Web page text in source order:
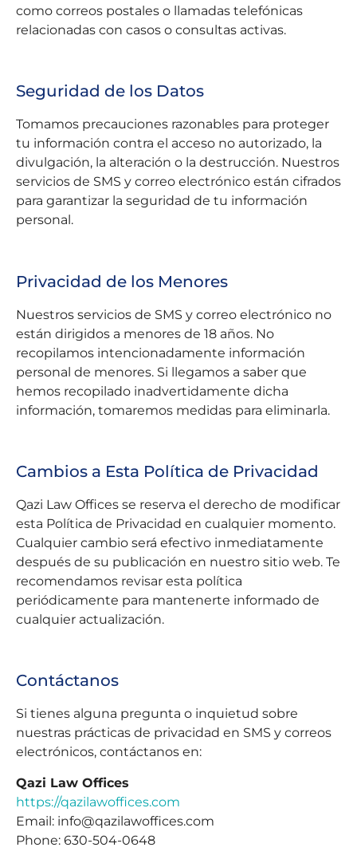
como correos postales o llamadas telefónicas
relacionadas con casos o consultas activas.
Seguridad de los Datos
Tomamos precauciones razonables para proteger
tu información contra el acceso no autorizado, la
divulgación, la alteración o la destrucción. Nuestros
servicios de SMS y correo electrónico están cifrados
para garantizar la seguridad de tu información
personal.
Privacidad de los Menores
Nuestros servicios de SMS y correo electrónico no
están dirigidos a menores de 18 años. No
recopilamos intencionadamente información
personal de menores. Si llegamos a saber que
hemos recopilado inadvertidamente dicha
información, tomaremos medidas para eliminarla.
Cambios a Esta Política de Privacidad
Qazi Law Offices se reserva el derecho de modificar
esta Política de Privacidad en cualquier momento.
Cualquier cambio será efectivo inmediatamente
después de su publicación en nuestro sitio web. Te
recomendamos revisar esta política
periódicamente para mantenerte informado de
cualquier actualización.
Contáctanos
Si tienes alguna pregunta o inquietud sobre
nuestras prácticas de privacidad en SMS y correos
electrónicos, contáctanos en:
Qazi Law Offices
https://qazilawoffices.com
Email: info@qazilawoffices.com
Phone: 630-504-0648